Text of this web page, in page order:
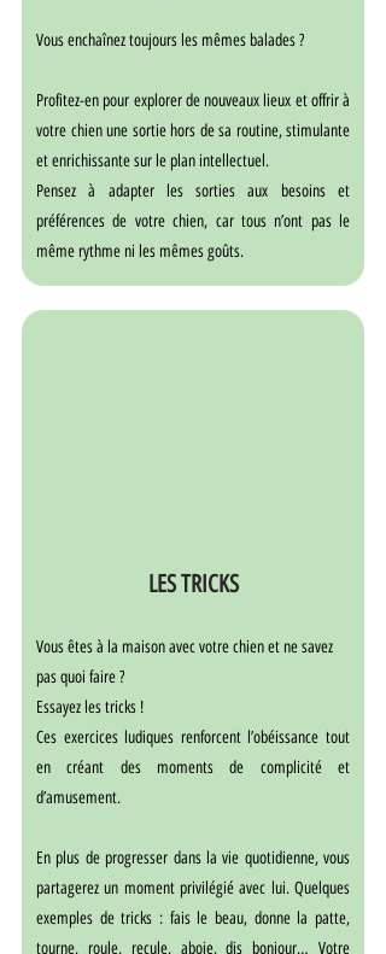
Vous enchaînez toujours les mêmes balades ?
Profitez-en pour explorer de nouveaux lieux et offrir à
votre chien une sortie hors de sa routine, stimulante
et enrichissante sur le plan intellectuel.
Pensez à adapter les sorties aux besoins et
préférences de votre chien, car tous n’ont pas le
même rythme ni les mêmes goûts.
LES TRICKS
Vous êtes à la maison avec votre chien et ne savez
pas quoi faire ?
Essayez les tricks !
Ces exercices ludiques renforcent l’obéissance tout
en créant des moments de complicité et
d’amusement.
En plus de progresser dans la vie quotidienne, vous
partagerez un moment privilégié avec lui. Quelques
exemples de tricks : fais le beau, donne la patte,
tourne, roule, recule, aboie, dis bonjour… Votre